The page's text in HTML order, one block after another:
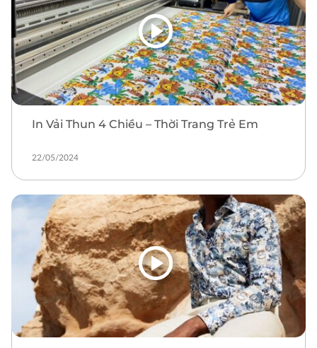
In Vải Thun 4 Chiều – Thời Trang Trẻ Em
22/05/2024